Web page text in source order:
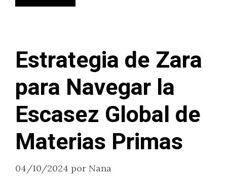
Estrategia de Zara
para Navegar la
Escasez Global de
Materias Primas
04/10/2024 por Nana